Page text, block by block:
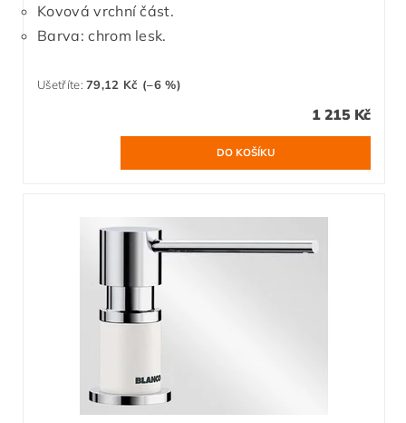
Kovová vrchní část.
Barva: chrom lesk.
Ušetříte:79,12 Kč (–6 %)
1 215 Kč